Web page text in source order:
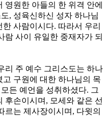
영원한 아들의 한 위격 안에
, 성육신하신 성자 하나님
사람이시다. 따라서 우리
람 사이 유일한 중재자가 되
리 주 예수 그리스도는 하나
구원에 대한 하나님의 목
든 예언을 성취하셨다. 그
후손이시며, 모세와 같은 선
르는 제사장이시며, 다윗의